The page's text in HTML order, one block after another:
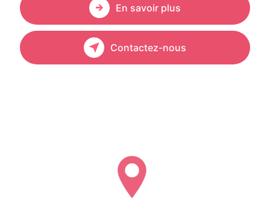
En savoir plus
Contactez-nous